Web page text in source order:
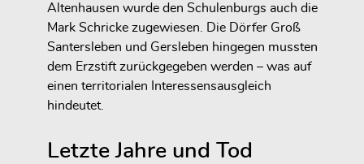
Altenhausen wurde den Schulenburgs auch die
Mark Schricke zugewiesen. Die Dörfer Groß
Santersleben und Gersleben hingegen mussten
dem Erzstift zurückgegeben werden – was auf
einen territorialen Interessensausgleich
hindeutet.
Letzte Jahre und Tod